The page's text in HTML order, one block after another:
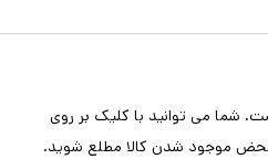
شما می توانید با کلیک بر روی
موجود شدن کالا مطلع شوید.